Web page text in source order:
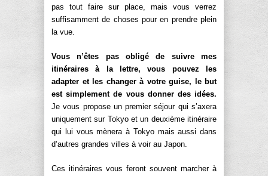
pas tout faire sur place, mais vous verrez
suffisamment de choses pour en prendre plein
la vue.
Vous n’êtes pas obligé de suivre mes
itinéraires à la lettre, vous pouvez les
adapter et les changer à votre guise, le but
est simplement de vous donner des idées.
Je vous propose un premier séjour qui s’axera
uniquement sur Tokyo et un deuxième itinéraire
qui lui vous mènera à Tokyo mais aussi dans
d’autres grandes villes à voir au Japon.
Ces itinéraires vous feront souvent marcher à